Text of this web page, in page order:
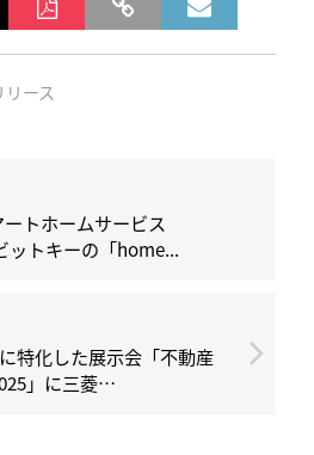
リース
トホームサービス
ットキーの「home...
特化した展示会「不動産
」に三菱…